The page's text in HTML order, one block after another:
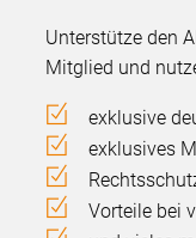
Unterstütze den
Mitglied und
exklusive
exklusives
Vorteile bei